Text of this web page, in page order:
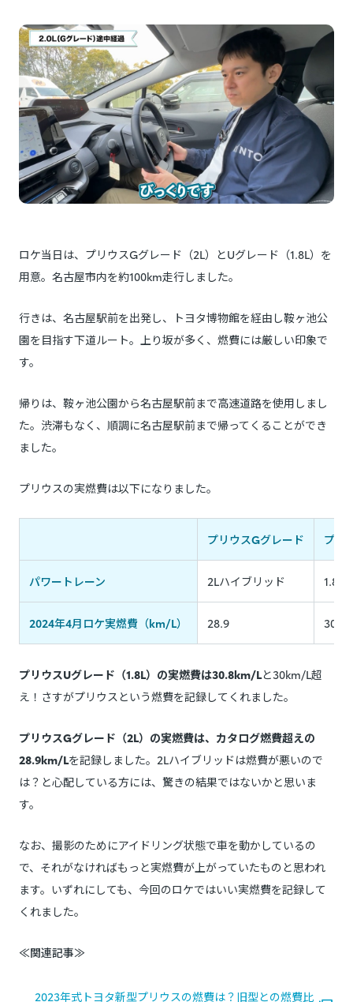
ロケ当日は、プリウスGグレード（2L）とUグレード（1.8L）を
用意。名古屋市内を約100km走行しました。
行きは、名古屋駅前を出発し、トヨタ博物館を経由し鞍ヶ池公
園を目指す下道ルート。上り坂が多く、燃費には厳しい印象で
す。
帰りは、鞍ヶ池公園から名古屋駅前まで高速道路を使用しまし
た。渋滞もなく、順調に名古屋駅前まで帰ってくることができ
ました。
プリウスの実燃費は以下になりました。
プリウスGグレード プリ
パワートレーン 2Lハイブリッド 1.8L
2024年4月ロケ実燃費（km/L） 28.9 30.8
プリウスUグレード（1.8L）の実燃費は30.8km/Lと30km/L超
え！さすがプリウスという燃費を記録してくれました。
プリウスGグレード（2L）の実燃費は、カタログ燃費超えの
28.9km/Lを記録しました。2Lハイブリッドは燃費が悪いので
は？と心配している方には、驚きの結果ではないかと思いま
す。
なお、撮影のためにアイドリング状態で車を動かしているの
で、それがなければもっと実燃費が上がっていたものと思われ
ます。いずれにしても、今回のロケではいい実燃費を記録して
くれました。
≪関連記事≫
2023年式トヨタ新型プリウスの燃費は？旧型との燃費比